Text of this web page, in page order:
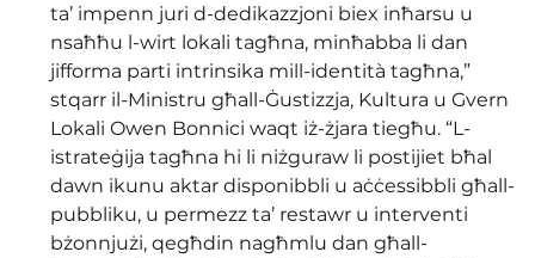
ta’ impenn juri d-dedikazzjoni biex inħarsu u
nsaħħu l-wirt lokali tagħna, minħabba li dan
jifforma parti intrinsika mill-identità tagħna,”
stqarr il-Ministru għall-Ġustizzja, Kultura u Gvern
Lokali Owen Bonnici waqt iż-żjara tiegħu. “L-
istrateġija tagħna hi li niżguraw li postijiet bħal
dawn ikunu aktar disponibbli u aċċessibbli għall-
pubbliku, u permezz ta’ restawr u interventi
bżonnjużi, qegħdin nagħmlu dan għall-